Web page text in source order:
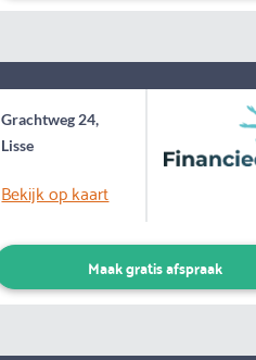
Grachtweg 24,
Lisse
Bekijk op kaart
Maak gratis afspraak